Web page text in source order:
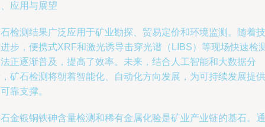
应用与展望
检测结果广泛应用于矿业勘探、贸易定价和环境监测。随着技
步，便携式XRF和激光诱导击穿光谱（LIBS）等现场快速检
正逐渐普及，提高了效率。未来，结合人工智能和大数据分
矿石检测将朝着智能化、自动化方向发展，为可持续发展提供
靠支撑。
金银铜铁砷含量检测和稀有金属化验是矿业产业链的基石。通